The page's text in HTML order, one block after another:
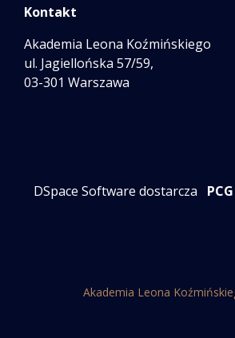
Kontakt
Akademia Leona Koźmińskiego
ul. Jagiellońska 57/59,
03-301 Warszawa
DSpace Software dostarcza
Akademia Leona